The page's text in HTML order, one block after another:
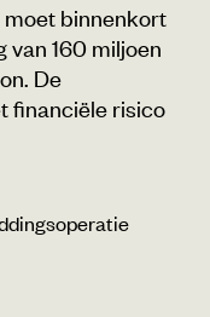
binnenkort
van 160 miljoen
De
financiële risico